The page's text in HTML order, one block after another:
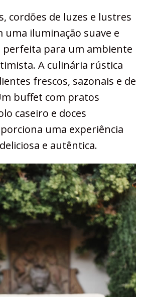
cordões de luzes e lustres
uma iluminação suave e
perfeita para um ambiente
A culinária rústica
frescos, sazonais e de
buffet com pratos
caseiro e doces
uma experiência
e autêntica.